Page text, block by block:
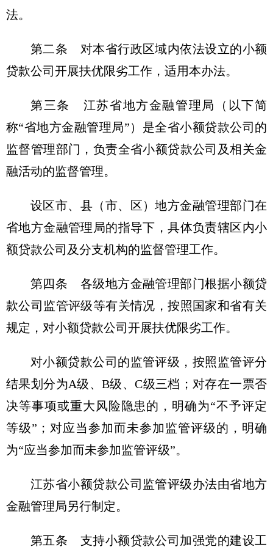
法。
第二条 对本省行政区域内依法设立的小额
贷款公司开展扶优限劣工作，适用本办法。
第三条 江苏省地方金融管理局（以下简
称“省地方金融管理局”）是全省小额贷款公司的
监督管理部门，负责全省小额贷款公司及相关金
融活动的监督管理。
设区市、县（市、区）地方金融管理部门在
省地方金融管理局的指导下，具体负责辖区内小
额贷款公司及分支机构的监督管理工作。
第四条 各级地方金融管理部门根据小额贷
款公司监管评级等有关情况，按照国家和省有关
规定，对小额贷款公司开展扶优限劣工作。
对小额贷款公司的监管评级，按照监管评分
结果划分为A级、B级、C级三档；对存在一票否
决等事项或重大风险隐患的，明确为“不予评定
等级”；对应当参加而未参加监管评级的，明确
为“应当参加而未参加监管评级”。
江苏省小额贷款公司监管评级办法由省地方
金融管理局另行制定。
第五条 支持小额贷款公司加强党的建设工